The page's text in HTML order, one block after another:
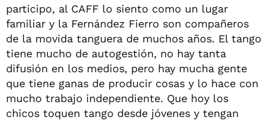
participo, al CAFF lo siento como un lugar
familiar y la Fernández Fierro son compañeros
de la movida tanguera de muchos años. El tango
tiene mucho de autogestión, no hay tanta
difusión en los medios, pero hay mucha gente
que tiene ganas de producir cosas y lo hace con
mucho trabajo independiente. Que hoy los
chicos toquen tango desde jóvenes y tengan